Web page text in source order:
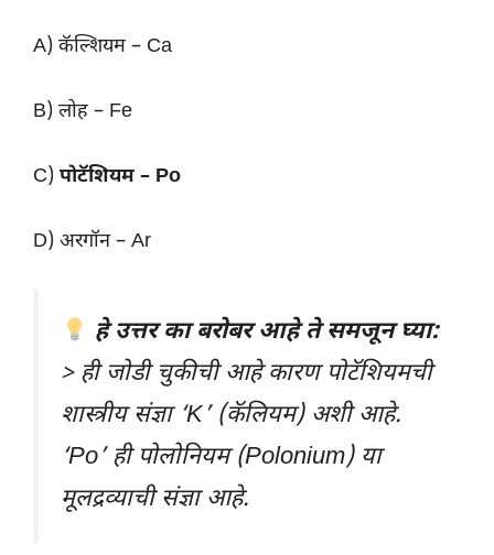
A) कॅल्शियम – Ca
B) लोह – Fe
C) पोटॅशियम – Po
D) अरगॉन – Ar
हे उत्तर का बरोबर आहे ते समजून घ्या:
> ही जोडी चुकीची आहे कारण पोटॅशियमची
शास्त्रीय संज्ञा ‘K’ (कॅलियम) अशी आहे.
‘Po’ ही पोलोनियम (Polonium) या
मूलद्रव्याची संज्ञा आहे.